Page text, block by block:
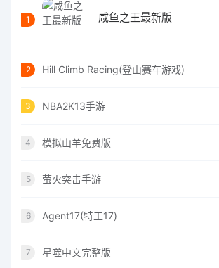
1 咸鱼之王最新版
2 Hill Climb Racing(登山赛车游戏)
3 NBA2K13手游
4 模拟山羊免费版
5 萤火突击手游
6 Agent17(特工17)
7 星噬中文完整版